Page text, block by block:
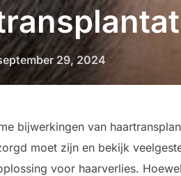
29, 2024
bijwerkingen van
moet zijn en bekijk
voor haarverlies.